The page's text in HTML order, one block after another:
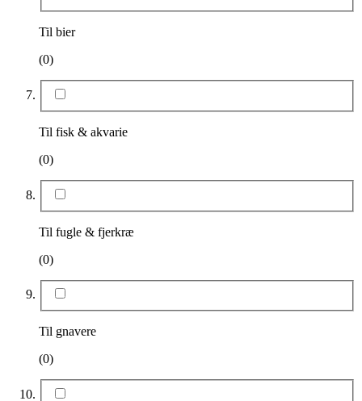
Til bier
(0)
Til fisk & akvarie
(0)
Til fugle & fjerkræ
(0)
Til gnavere
(0)